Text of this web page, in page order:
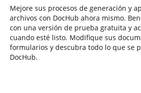
Mejore sus procesos de generación y
archivos con DocHub ahora mismo.
con una versión de prueba gratuita y
cuando esté listo. Modifique sus
formularios y descubra todo lo que se
DocHub.